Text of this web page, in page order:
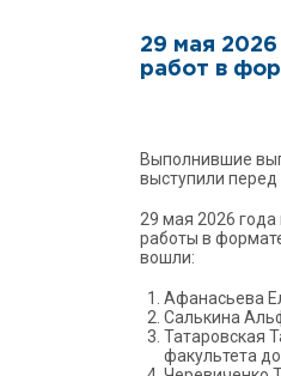
29 мая
работ в
Выполнившие
выступили перед
29 мая 2026
работы в
вошли:
Афанасьева
Салькина
Татаровская
факультета